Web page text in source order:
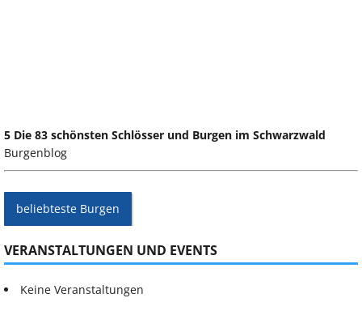
5 Die 83 schönsten Schlösser und Burgen im Schwarzwald
Burgenblog
beliebteste Burgen
VERANSTALTUNGEN UND EVENTS
Keine Veranstaltungen